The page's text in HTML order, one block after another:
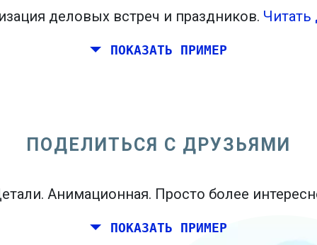
деловых встреч и праздников. Читать
ПОКАЗАТЬ ПРИМЕР
ПОДЕЛИТЬСЯ С ДРУЗЬЯМИ
Анимационная. Просто более
ПОКАЗАТЬ ПРИМЕР